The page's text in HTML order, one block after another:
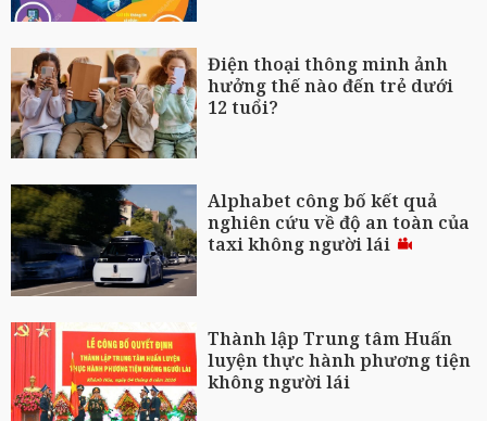
Điện thoại thông minh ảnh
hưởng thế nào đến trẻ dưới
12 tuổi?
Alphabet công bố kết quả
nghiên cứu về độ an toàn của
taxi không người lái
Thành lập Trung tâm Huấn
luyện thực hành phương tiện
không người lái